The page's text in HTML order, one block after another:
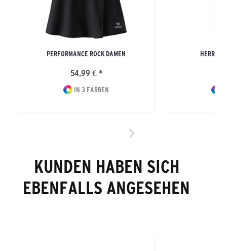
PERFORMANCE ROCK DAMEN
54,99 € *
IN 3 FARBEN
HERREN
KUNDEN HABEN SICH
EBENFALLS ANGESEHEN